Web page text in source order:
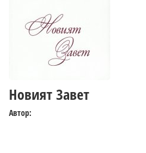
Новият Завет
Автор: